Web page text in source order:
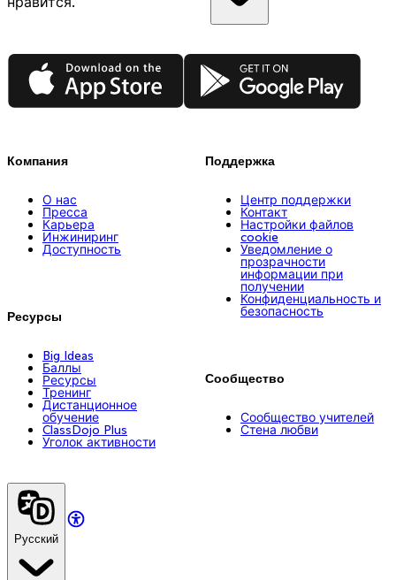
App Store Google Play
Компания
О нас
Пресса
Карьера
Инжиниринг
Доступность
Ресурсы
Big Ideas
Баллы
Ресурсы
Тренинг
Дистанционное
обучение
ClassDojo Plus
Уголок активности
Поддержка
Центр поддержки
Контакт
Настройки файлов
cookie
Уведомление о
прозрачности
информации при
получении
Конфиденциальность и
безопасность
Сообщество
Сообщество учителей
Стена любви
Русский